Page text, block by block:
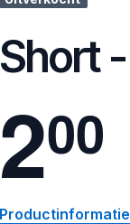
Short
200
Productinformatie